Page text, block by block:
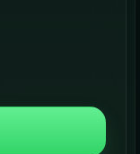
yapı ve demo